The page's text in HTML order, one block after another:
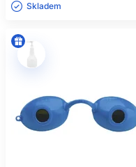
Skladem ㅤ